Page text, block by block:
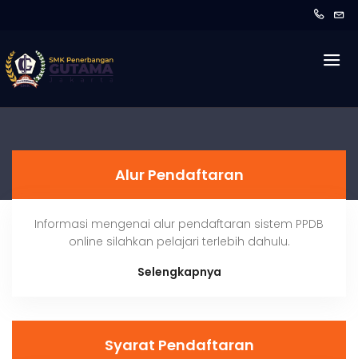
Alur Pendaftaran
Informasi mengenai alur pendaftaran sistem PPDB
online silahkan pelajari terlebih dahulu.
Selengkapnya
Syarat Pendaftaran